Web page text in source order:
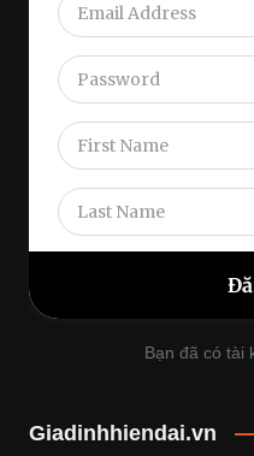
Bạn đã có tài
Giadinhhiendai.vn